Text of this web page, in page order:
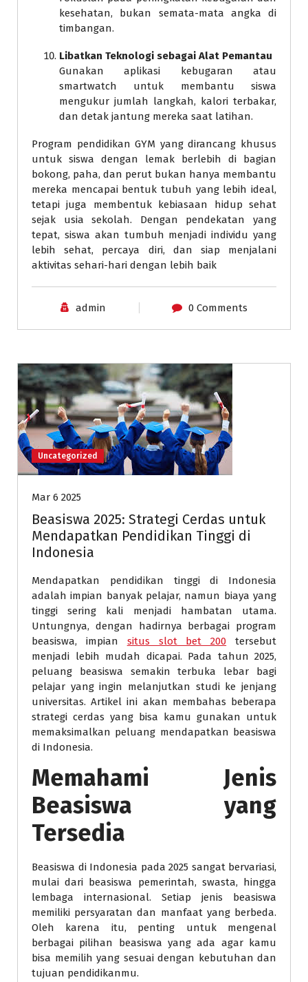
kesehatan, bukan semata-mata angka di
timbangan.
Libatkan Teknologi sebagai Alat Pemantau
Gunakan aplikasi kebugaran atau
smartwatch untuk membantu siswa
mengukur jumlah langkah, kalori terbakar,
dan detak jantung mereka saat latihan.
Program pendidikan GYM yang dirancang khusus
untuk siswa dengan lemak berlebih di bagian
bokong, paha, dan perut bukan hanya membantu
mereka mencapai bentuk tubuh yang lebih ideal,
tetapi juga membentuk kebiasaan hidup sehat
sejak usia sekolah. Dengan pendekatan yang
tepat, siswa akan tumbuh menjadi individu yang
lebih sehat, percaya diri, dan siap menjalani
aktivitas sehari-hari dengan lebih baik
admin 0 Comments
Uncategorized
Mar 6 2025
Beasiswa 2025: Strategi Cerdas untuk
Mendapatkan Pendidikan Tinggi di
Indonesia
Mendapatkan pendidikan tinggi di Indonesia
adalah impian banyak pelajar, namun biaya yang
tinggi sering kali menjadi hambatan utama.
Untungnya, dengan hadirnya berbagai program
beasiswa, impian situs slot bet 200 tersebut
menjadi lebih mudah dicapai. Pada tahun 2025,
peluang beasiswa semakin terbuka lebar bagi
pelajar yang ingin melanjutkan studi ke jenjang
universitas. Artikel ini akan membahas beberapa
strategi cerdas yang bisa kamu gunakan untuk
memaksimalkan peluang mendapatkan beasiswa
di Indonesia.
Memahami Jenis
Beasiswa yang
Tersedia
Beasiswa di Indonesia pada 2025 sangat bervariasi,
mulai dari beasiswa pemerintah, swasta, hingga
lembaga internasional. Setiap jenis beasiswa
memiliki persyaratan dan manfaat yang berbeda.
Oleh karena itu, penting untuk mengenal
berbagai pilihan beasiswa yang ada agar kamu
bisa memilih yang sesuai dengan kebutuhan dan
tujuan pendidikanmu.